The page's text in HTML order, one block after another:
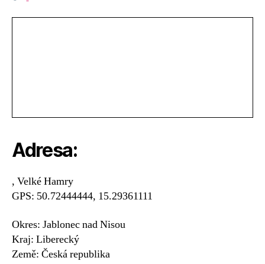
Adresa:
, Velké Hamry
GPS: 50.72444444, 15.29361111
Okres: Jablonec nad Nisou
Kraj: Liberecký
Země: Česká republika